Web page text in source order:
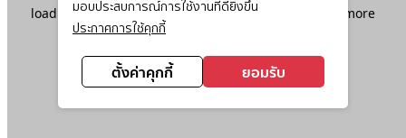
มอบประสบการณ์การใช้งานที่ดียิ่งขึ้น
ประกาศการใช้คุกกี้
ตั้งค่าคุกกี้ ยอมรับ
loadingwww.ktc.co.th(see the browser console
for more
information).